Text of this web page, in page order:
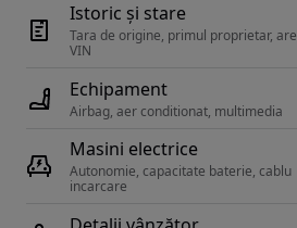
Istoric și stare
Tara de origine, primul proprietar, are
Echipament
Airbag, aer conditionat, multimedia
Masini electrice
Autonomie, capacitate baterie, cablu